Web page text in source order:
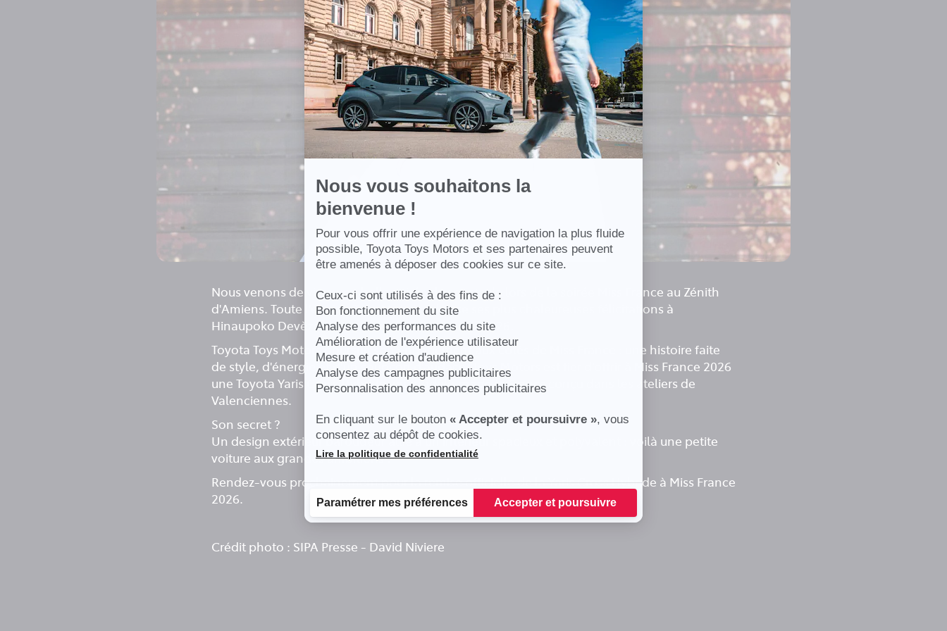
savoir
plus
sur
Axeptio
Nous vous souhaitons la
bienvenue !
Pour vous offrir une expérience de navigation la plus fluide
possible, Toyota Toys Motors et ses partenaires peuvent
être amenés à déposer des cookies sur ce site.
Ceux-ci sont utilisés à des fins de :
Bon fonctionnement du site
Analyse des performances du site
Amélioration de l'expérience utilisateur
Mesure et création d'audience
Analyse des campagnes publicitaires
Personnalisation des annonces publicitaires
En cliquant sur le bouton « Accepter et poursuivre », vous
consentez au dépôt de cookies.
Plateforme de Gestion du Consentement : Personnalisez vos Options
Lire la politique de confidentialité
Paramétrer mes préférences Accepter et poursuivre
Axeptio consent
Nous venons de vivre une belle soirée de spectacle lors de la soirée Miss France au Zénith
d'Amiens. Toute l’équipe Toys Motors adresse ses plus chaleureuses félicitations à
Hinaupoko Devèze, notre nouvelle Miss France 2026.
Toyota Toys Motors poursuit son engagement aux côtés de Miss France : une histoire faite
de style, d'énergie et d’un soupçon d’audace. Toys Motors est fier d’offrir à Miss France 2026
une Toyota Yaris Cross Hybride, un modèlemade in Franceconçu dans les ateliers de
Valenciennes.
Son secret ?
Un design extérieur baroudeur allié à un intérieur spacieux et polyvalent : voilà une petite
voiture aux grandes ambitions !
Rendez-vous prochainement pour la remise officielle de la Yaris Cross Hybride à Miss France
2026.
Crédit photo : SIPA Presse - David Niviere